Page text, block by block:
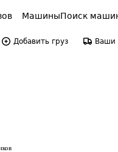
МашиныПоиск
Добавить груз